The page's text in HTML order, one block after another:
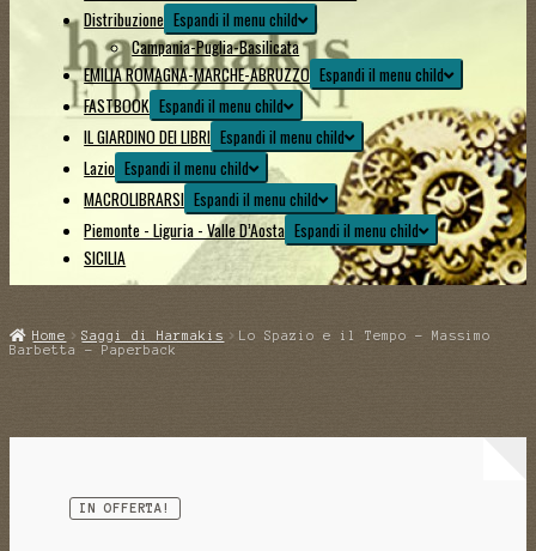
Distribuzione Espandi il menu child
Campania-Puglia-Basilicata
EMILIA ROMAGNA-MARCHE-ABRUZZO Espandi il menu child
FASTBOOK Espandi il menu child
IL GIARDINO DEI LIBRI Espandi il menu child
Lazio Espandi il menu child
MACROLIBRARSI Espandi il menu child
Piemonte - Liguria - Valle D’Aosta Espandi il menu child
SICILIA
Home Saggi di Harmakis
Lo Spazio e il Tempo - Massimo
Barbetta - Paperback
IN OFFERTA!